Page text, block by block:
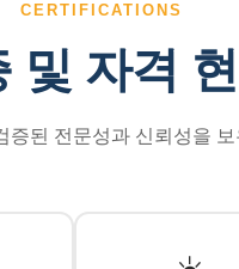
CERTIFICATIONS
및 자격
증된 전문성과 신뢰성을